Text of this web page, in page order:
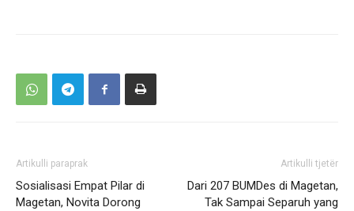
Artikulli paraprak
Sosialisasi Empat Pilar di
Magetan, Novita Dorong
Artikulli tjetër
Dari 207 BUMDes di Magetan,
Tak Sampai Separuh yang